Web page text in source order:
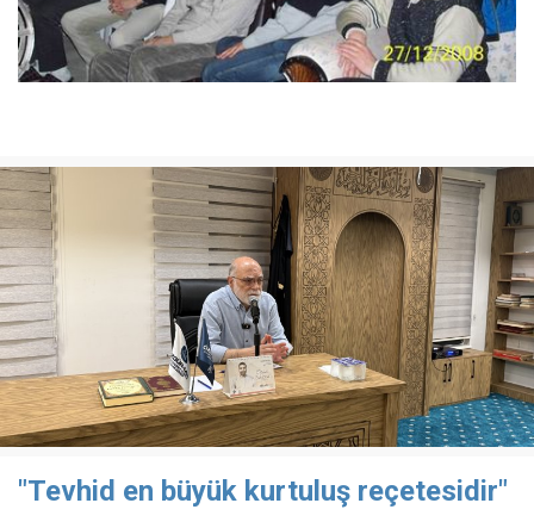
"Tevhid en büyük kurtuluş reçetesidir"